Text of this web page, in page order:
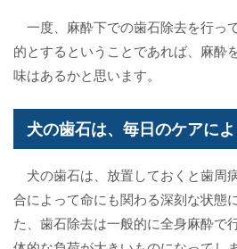
一度、麻酔下での歯石除去を行っ
的とするということであれば、麻酔
味はあるかと思います。
犬の歯石は、毎日のケアに
犬の歯石は、放置しておくと歯周
合によって命にも関わる深刻な状態
た、歯石除去は一般的に全身麻酔で